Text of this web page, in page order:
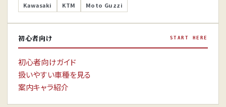
Kawasaki
KTM Moto Guzzi
初心者向け START HERE
初心者向けガイド
扱いやすい車種を見る
案内キャラ紹介